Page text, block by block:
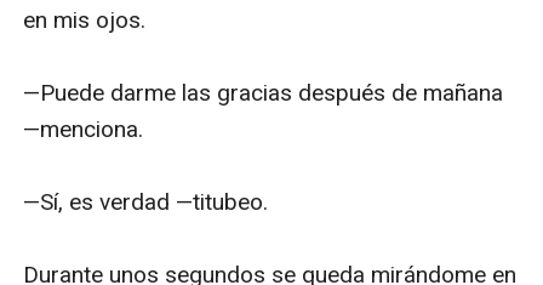
en mis ojos.
—Puede darme las gracias después de mañana
—menciona.
—Sí, es verdad —titubeo.
Durante unos segundos se queda mirándome en